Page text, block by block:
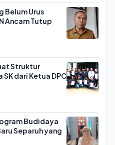
Belum Urus
Ancam Tutup
Struktur
SK dari Ketua DPC
Budidaya
Separuh yang